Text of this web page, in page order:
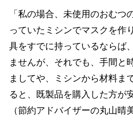
「私の場合、未使用のおむつ
っていたミシンでマスクを作
具をすでに持っているならば
ませんが、それでも、手間と
ましてや、ミシンから材料ま
ると、既製品を購入した方が
（節約アドバイザーの丸山晴